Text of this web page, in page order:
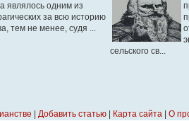
являлось одним из
за всю историю
тем не менее, судя ...
сельского св...
Добавить статью Карта сайта О